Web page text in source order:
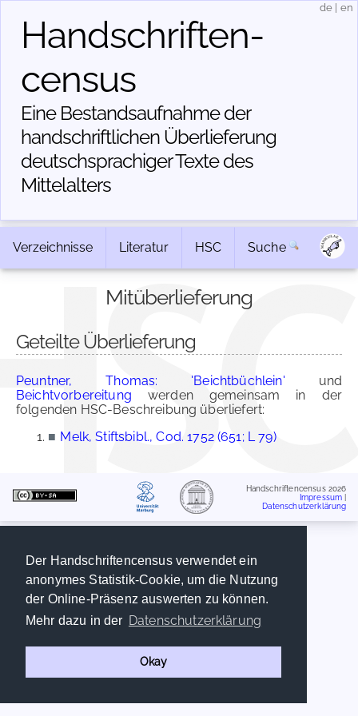
Der Handschriftencensus verwendet ein
anonymes Statistik-Cookie, um die Nutzung
der Online-Präsenz auswerten zu können.
Mehr dazu in der Datenschutzerklärung
Okay
Handschriften­
census
Eine Bestandsaufnahme der
handschriftlichen Über­lieferung
deutschsprachiger Texte des
Mittelalters
de en
Verzeichnisse Literatur HSC Suche
Mitüberlieferung
Geteilte Überlieferung
Peuntner, Thomas: 'Beichtbüchlein' und
Beichtvorbereitung werden gemeinsam in der
folgenden HSC-Beschreibung überliefert:
■ Melk, Stiftsbibl., Cod. 1752 (651; L 79)
Handschriftencensus 2026
Impressum
Datenschutzerklärung